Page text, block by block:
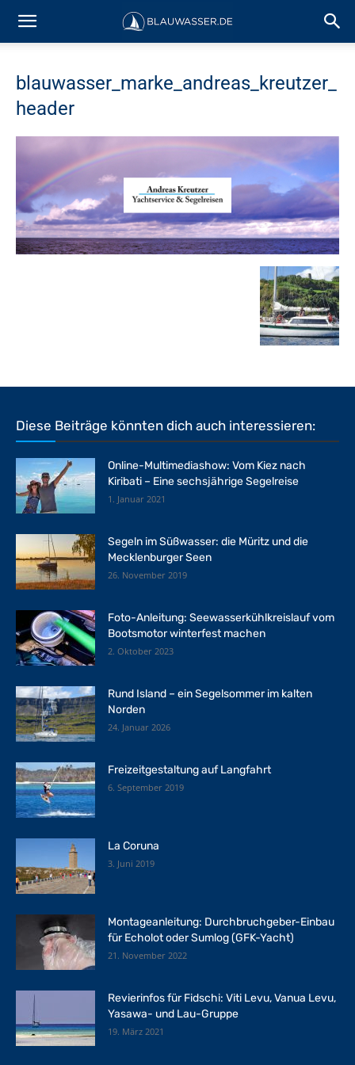
blauwasser_marke_andreas_kreutzer_
header
Diese Beiträge könnten dich auch interessieren:
Online-Multimediashow: Vom Kiez nach
Kiribati – Eine sechsjährige Segelreise
1. Januar 2021
Segeln im Süßwasser: die Müritz und die
Mecklenburger Seen
26. November 2019
Foto-Anleitung: Seewasserkühlkreislauf vom
Bootsmotor winterfest machen
2. Oktober 2023
Rund Island – ein Segelsommer im kalten
Norden
24. Januar 2026
Freizeitgestaltung auf Langfahrt
6. September 2019
La Coruna
3. Juni 2019
Montageanleitung: Durchbruchgeber-Einbau
für Echolot oder Sumlog (GFK-Yacht)
21. November 2022
Revierinfos für Fidschi: Viti Levu, Vanua Levu,
Yasawa- und Lau-Gruppe
19. März 2021